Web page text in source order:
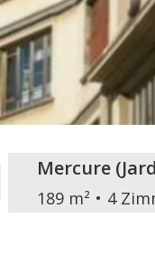
Mercure (
189 m² 4